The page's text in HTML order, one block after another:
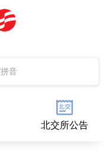
音
北交所公告